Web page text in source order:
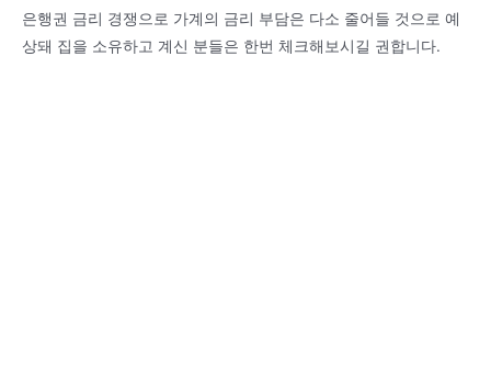
은행권 금리 경쟁으로 가계의 금리 부담은 다소 줄어들 것으로 예
상돼 집을 소유하고 계신 분들은 한번 체크해보시길 권합니다.